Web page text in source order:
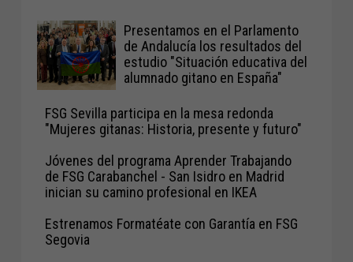
Presentamos en el Parlamento
de Andalucía los resultados del
estudio "Situación educativa del
alumnado gitano en España"
FSG Sevilla participa en la mesa redonda
"Mujeres gitanas: Historia, presente y futuro"
Jóvenes del programa Aprender Trabajando
de FSG Carabanchel - San Isidro en Madrid
inician su camino profesional en IKEA
Estrenamos Formatéate con Garantía en FSG
Segovia